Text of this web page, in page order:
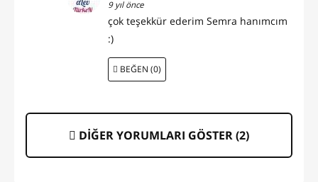
9 yıl önce
çok teşekkür ederim Semra hanımcım
:)
BEĞEN (0)
DİĞER YORUMLARI GÖSTER (2)